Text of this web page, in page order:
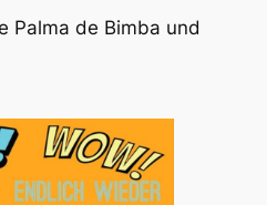
Palma de Bimba und